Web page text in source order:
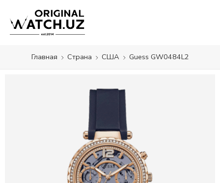
Главная Страна США Guess GW0484L2